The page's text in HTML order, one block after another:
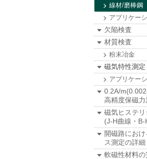
線材/磨棒鋼
アプリケー
欠陥検査
材質検査
粉末冶金
磁気特性測定
アプリケー
0.2A/
高精度保磁力
磁気ヒステ
(J-H曲線・
開磁路にお
ス測定の詳細
軟磁性材料